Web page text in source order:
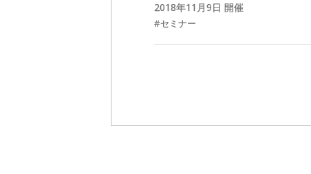
2018年11 月9日 開催
セミナー
ジ